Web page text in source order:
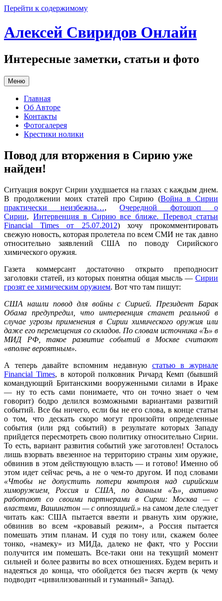
Перейти к содержимому
Алексей Свиридов Онлайн
Интересные заметки, статьи и фото
Меню
Главная
Об Авторе
Контакты
Фотогалерея
Крестики нолики
Повод для вторжения в Сирию уже
найден!
Ситуация вокруг Сирии ухудшается на глазах с каждым днем.
В продолжении моих статей про Сирию (Война в Сирии
практически неизбежна…, Очередной фотошоп о
Сирии, Интервенция в Сирию все ближе. Перевод статьи
Financial Times от 25.07.2012) хочу прокомментировать
свежую новость, которая пролетела по всем СМИ не так давно
относительно заявлений США по поводу Сирийского
химического оружия.
Газета коммерсант достаточно открыто преподносит
заголовки статей, из которых понятна общая мысль — Сирии
грозят ее химическим оружием. Вот что там пишут:
США нашли повод для войны с Сирией. Президент Барак
Обама предупредил, что интервенция станет реальной в
случае угрозы применения в Сирии химического оружия или
даже его перемещения со складов. По словам источника «Ъ» в
МИД РФ, такое развитие событий в Москве считают
«вполне вероятным».
А теперь давайте вспомним недавную статью в журнале
Financial Times, в которой полковник Ричард Кемп (бывший
командующий Британскими вооруженными силами в Ираке
— ну то есть сами понимаете, что он точно знает о чем
говорит) бодро делился возможными вариантами развитий
событий. Все бы ничего, если бы не его слова, в конце статьи
о том, что дескать скоро могут произойти определенные
события (или ряд событий) в результате которых Западу
прийдется пересмотреть свою политику относительно Сирии.
То есть, вариант развития событий уже заготовлен! Осталось
лишь взорвать ввезенное на территорию страны хим оружие,
обвинив в этом действующую власть — и готово! Именно об
этом идет сейчас речь, а не о чем-то другом. И под словами
«Чтобы не допустить потери контроля над сирийским
химоружием, Россия и США, по данным «Ъ», активно
работают со своими партнерами в Сирии: Москва — с
властями, Вашингтон — с оппозицией.» на самом деле следует
читать как: США пытается ввезти и рвануть хим оружие,
обвинив во всем «кровавый режим», а Россия пытается
помешать этим планам. И судя по тону или, скажем более
тонко, «намеку» из МИДа, далеко не факт, что у России
получится им помешать. Все-таки они на текущий момент
сильней и более развиты во всех отношениях. Будем верить и
надеяться до конца, что обойдется без тысяч жертв (к чему
подводит «цивилизованный и гуманный» Запад).